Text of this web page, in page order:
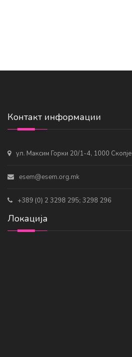
Контакт информации
ул. Максим Горки 20/1-4, 1000 Скопје
esem@esem.org.mk
+389 (0) 2 3298 295; 3298 296
Локација